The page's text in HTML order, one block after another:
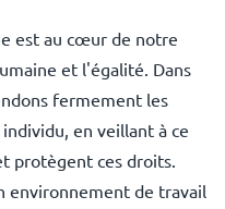
est au cœur de notre
et l'égalité. Dans
fermement les
en veillant à ce
protègent ces droits.
environnement de travail